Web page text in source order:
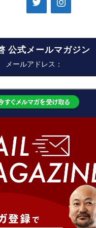
公式メールマガジン
メールアドレス：